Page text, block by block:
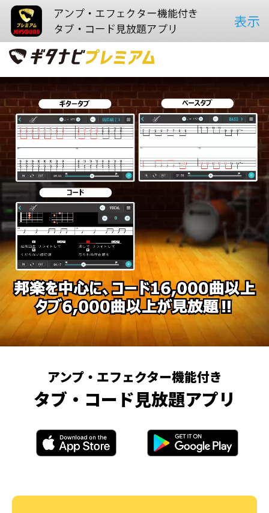
アンプ・エフェクター機能付き
タブ・コード見放題アプリ